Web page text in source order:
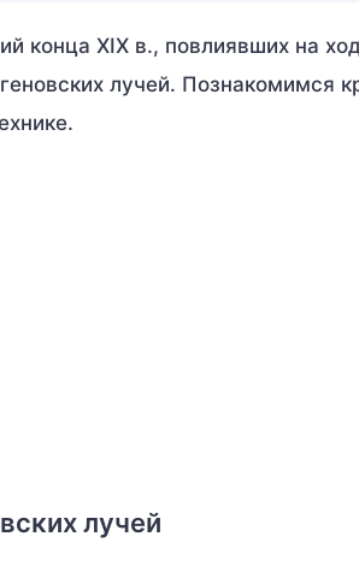
конца XIX в., повлиявших на
лучей. Познакомимся
лучей